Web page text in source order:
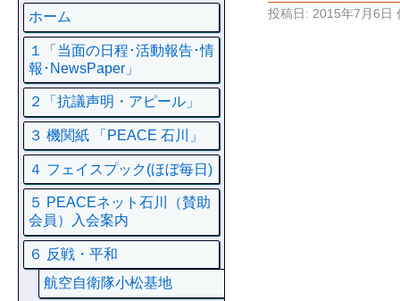
投稿日: 2015年7月6日
ホーム
１「当面の日程･活動報告･情
報･NewsPaper」
２「抗議声明・アピール」
３ 機関紙 「PEACE 石川」
４ フェイスプック(ほぼ毎日)
５ PEACEネット石川（賛助
会員）入会案内
６ 反戦・平和
航空自衛隊小松基地